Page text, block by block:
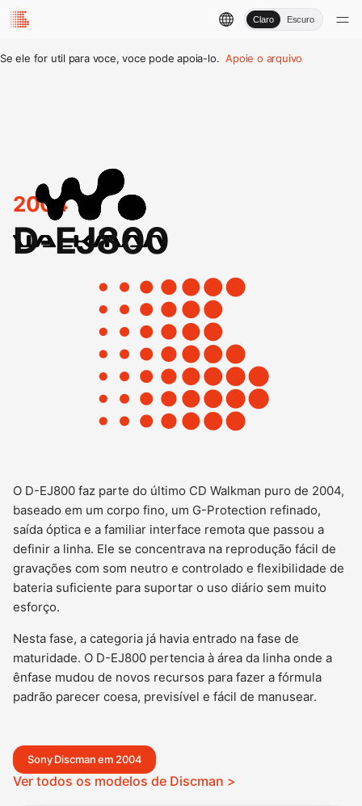
Claro Escuro
Se ele for util para voce, voce pode apoia-lo. Apoie o arquivo
2004
D-EJ800
O D-EJ800 faz parte do último CD Walkman puro de 2004,
baseado em um corpo fino, um G-Protection refinado,
saída óptica e a familiar interface remota que passou a
definir a linha. Ele se concentrava na reprodução fácil de
gravações com som neutro e controlado e flexibilidade de
bateria suficiente para suportar o uso diário sem muito
esforço.
Nesta fase, a categoria já havia entrado na fase de
maturidade. O D-EJ800 pertencia à área da linha onde a
ênfase mudou de novos recursos para fazer a fórmula
padrão parecer coesa, previsível e fácil de manusear.
Sony Discman em 2004
Ver todos os modelos de Discman >